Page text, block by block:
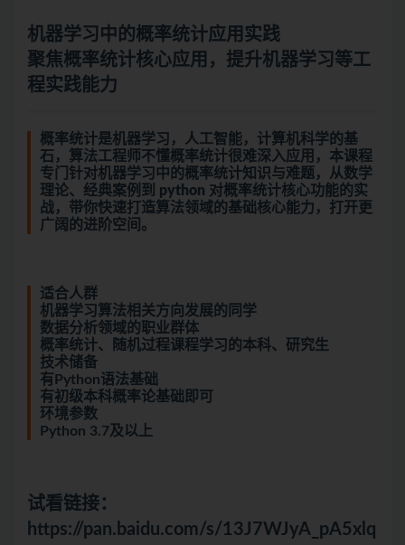
机器学习 中的概率统计应用实践
聚焦概率统计核心应用，提升机器学习等工
程实践能力
概率统计是机器学习， 人工智能，计算机科学的基
石，算法工程师不懂概率统计很难深入应用，本课程
专门针对机器学习中的概率统计知识与难题，从数学
理论、经典案例到 python 对概率统计核心功能的实
战，带你快速打造算法领域的基础核心能力，打开更
广阔的进阶空间。
适合人群
机器学习算法相关方向发展的同学
数据分析领域的职业群体
概率统计、随机过程课程学习的本科、研究生
技术储备
有Python语法基础
有初级本科概率论基础即可
环境参数
Python 3.7及以上
试看链接：
https://pan.baidu.com/s/13J7WJyA_pA5xlq